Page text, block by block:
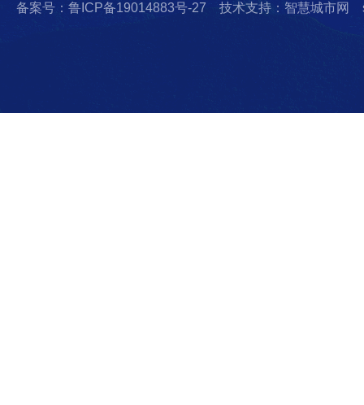
备案号：鲁ICP备19014883号-27 技术支持：智慧城市网